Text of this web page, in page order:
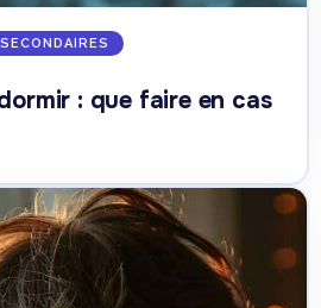
: que faire en cas